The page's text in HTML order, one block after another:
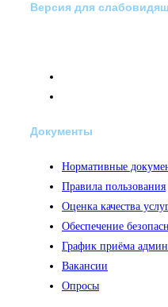
Версия для
Документы
Нормативные
Правила пользования
Оценка качества
Обеспечение
График приёма
Вакансии
Опросы